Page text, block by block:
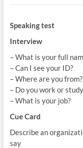
Speaking test
Interview
– What is your full
– Can I see your ID?
– Where are you from?
– Do you work or
– What is your job?
Cue Card
Describe an
say